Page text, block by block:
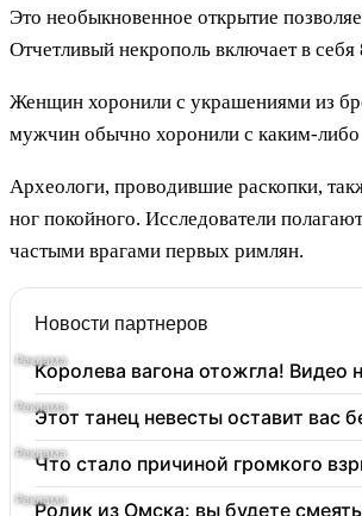
Это необыкновенное открытие
Отчетливый некрополь включает в
Женщин хоронили с украшениями из
мужчин обычно хоронили с каким-
Археологи, проводившие раскопки,
ног покойного. Исследователи
частыми врагами первых римлян.
Новости партнеров
Королева вагона отожгла! Видео
Этот танец невесты оставит вас
Что стало причиной громкого
Ролик из Омска: вы будете